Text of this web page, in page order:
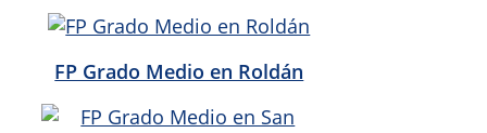
FP Grado Medio en Roldán